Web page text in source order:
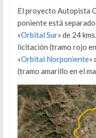
El proyecto Autopista
poniente está
«Orbital Sur» de 24
licitación (tramo rojo
«Orbital Norponiente»
(tramo amarillo en el